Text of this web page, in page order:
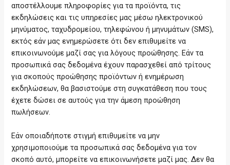
αποστέλλουμε πληροφορίες για τα προϊόντα, τις
εκδηλώσεις και τις υπηρεσίες μας μέσω ηλεκτρονικού
μηνύματος, ταχυδρομείου, τηλεφώνου ή μηνυμάτων (SMS),
εκτός εάν μας ενημερώσετε ότι δεν επιθυμείτε να
επικοινωνούμε μαζί σας για λόγους προώθησης. Εάν τα
προσωπικά σας δεδομένα έχουν παρασχεθεί από τρίτους
για σκοπούς προώθησης προϊόντων ή ενημέρωση
εκδηλώσεων, θα βασιστούμε στη συγκατάθεση που τους
έχετε δώσει σε αυτούς για την άμεση προώθηση
πωλήσεων.
Εάν οποιαδήποτε στιγμή επιθυμείτε να μην
χρησιμοποιούμε τα προσωπικά σας δεδομένα για τον
σκοπό αυτό, μπορείτε να επικοινωνήσετε μαζί μας. Δεν θα